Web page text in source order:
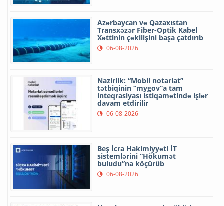
Azərbaycan və Qazaxıstan
Transxəzər Fiber-Optik Kabel
Xəttinin çəkilişini başa çatdırıb
06-08-2026
Nazirlik: “Mobil notariat”
tətbiqinin “mygov”a tam
inteqrasiyası istiqamətində işlər
davam etdirilir
06-08-2026
Beş İcra Hakimiyyəti İT
sistemlərini “Hökumət
buludu”na köçürüb
06-08-2026